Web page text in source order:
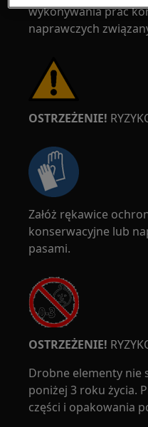
wykonywania prac
naprawczych
OSTRZEŻENIE!
Załóż rękawice
konserwacyjne lub
pasami.
OSTRZEŻENIE!
Drobne elementy nie
poniżej 3 roku życia.
części i opakowania